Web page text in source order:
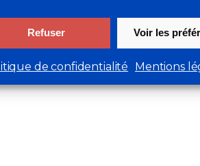
Refuser Voir les
de confidentialité Mentions